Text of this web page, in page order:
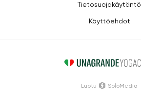
Tietosuojakäytäntö
Käyttöehdot
Luotu SoloMedia